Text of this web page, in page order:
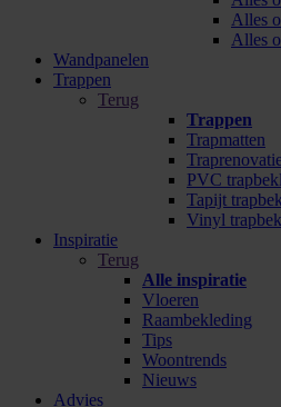
Alles
Alles
Wandpanelen
Trappen
Terug
Trappen
Trapmatten
PVC
Tapijt
Vinyl
Inspiratie
Terug
Alle inspiratie
Vloeren
Raambekleding
Tips
Woontrends
Nieuws
Advies